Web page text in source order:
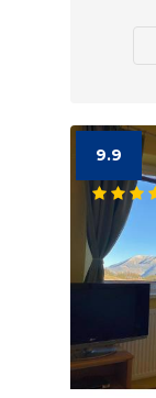
9.9